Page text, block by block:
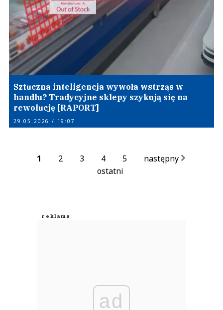
Sztuczna inteligencja wywoła wstrząs w
handlu? Tradycyjne sklepy szykują się na
rewolucję [RAPORT]
29.05.2026 / 19:07
1 2 3 4 5
następny
ostatni
ad